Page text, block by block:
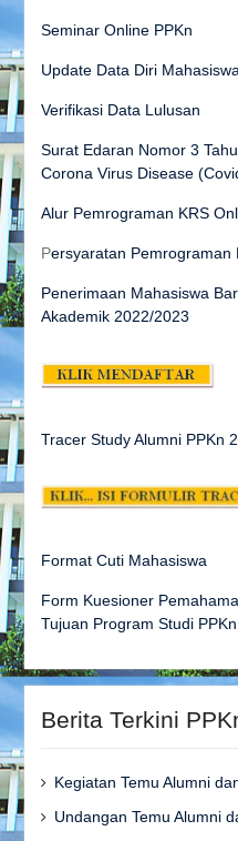
Seminar Online PPKn
Update Data Diri Mahasiswa
Verifikasi Data Lulusan
Surat Edaran Nomor 3
Corona Virus Disease
Alur Pemrograman KRS
Persyaratan Pemrograman
Penerimaan Mahasiswa
Akademik 2022/2023
Tracer Study Alumni PPKn
Format Cuti Mahasiswa
Form Kuesioner
Tujuan Program Studi PPKn
Berita Terkini
Kegiatan Temu Alumni
Undangan Temu Alumni